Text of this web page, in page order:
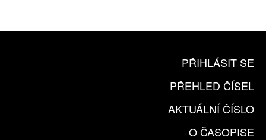
PŘIHLÁSIT SE
PŘEHLED ČÍSEL
AKTUÁLNÍ ČÍSLO
O ČASOPISE